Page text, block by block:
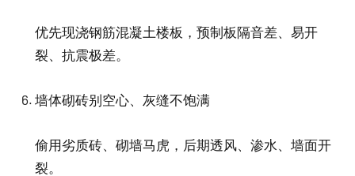
优先现浇钢筋混凝土楼板，预制板隔音差、易开
裂、抗震极差。
墙体砌砖别空心、灰缝不饱满
偷用劣质砖、砌墙马虎，后期透风、渗水、墙面开
裂。